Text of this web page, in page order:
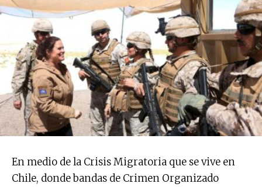
En medio de la Crisis Migratoria que se vive en
Chile, donde bandas de Crimen Organizado